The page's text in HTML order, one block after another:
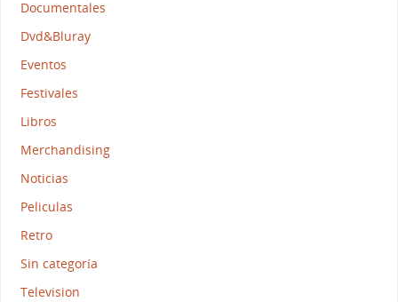
Documentales
Dvd&Bluray
Eventos
Festivales
Libros
Merchandising
Noticias
Peliculas
Retro
Sin categoría
Television